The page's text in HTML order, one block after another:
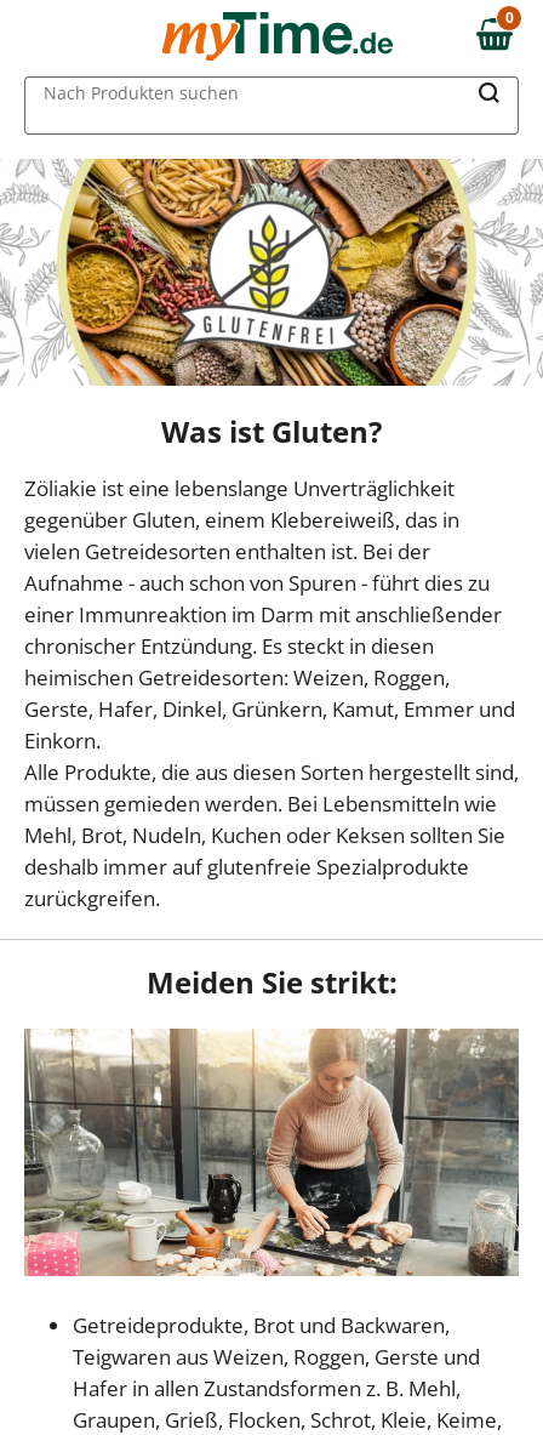
0,00 €
0
Nach Produkten suchen
Was ist Gluten?
Zöliakie ist eine lebenslange Unverträglichkeit
gegenüber Gluten, einem Klebereiweiß, das in
vielen Getreidesorten enthalten ist. Bei der
Aufnahme - auch schon von Spuren - führt dies zu
einer Immunreaktion im Darm mit anschließender
chronischer Entzündung. Es steckt in diesen
heimischen Getreidesorten: Weizen, Roggen,
Gerste, Hafer, Dinkel, Grünkern, Kamut, Emmer und
Einkorn.
Alle Produkte, die aus diesen Sorten hergestellt sind,
müssen gemieden werden. Bei Lebensmitteln wie
Mehl, Brot, Nudeln, Kuchen oder Keksen sollten Sie
deshalb immer auf glutenfreie Spezialprodukte
zurückgreifen.
Meiden Sie strikt:
Getreideprodukte, Brot und Backwaren,
Teigwaren aus Weizen, Roggen, Gerste und
Hafer in allen Zustandsformen z. B. Mehl,
Graupen, Grieß, Flocken, Schrot, Kleie, Keime,